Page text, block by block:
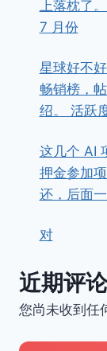
上落枕了
7 月份
星球好不
畅销榜，
绍。 活跃
这几个 AI
押金参加
还，后面
对
近期评论
您尚未收到任